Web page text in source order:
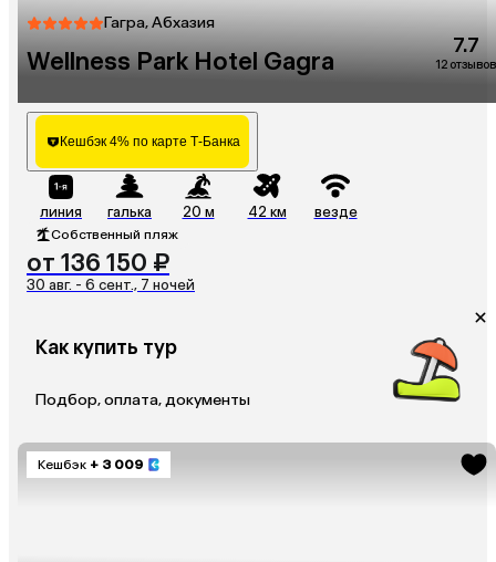
Гагра, Абхазия
Wellness Park Hotel Gagra
7.7
12 отзывов
Кешбэк 4% по карте Т-Банка
линия галька 20 м 42 км везде
Собственный пляж
от 136 150 ₽
30 авг. - 6 сент., 7 ночей
Как купить тур
Подбор, оплата, документы
Кешбэк + 3 009